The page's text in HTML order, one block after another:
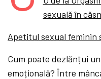
sexuală în
Apetitul sexual feminin
Cum poate dezlănțui
emoțională? Între